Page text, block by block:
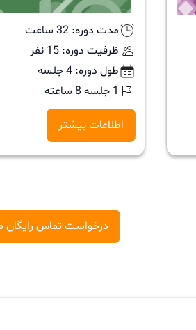
مدت دوره: 32 ساعت
ظرفیت دوره: 15 نفر
طول دوره: 4 جلسه
1 جلسه 8 ساعته
اطلاعات بیشتر
درخواست تماس رایگان